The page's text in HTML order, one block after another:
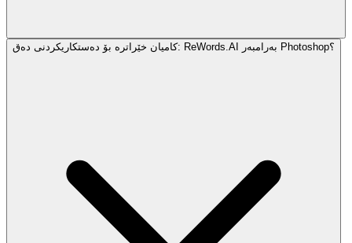
کامیان خێراترە بۆ دەستکاریکردنی دەق: ReWords.AI بەرامبەر Photoshop؟